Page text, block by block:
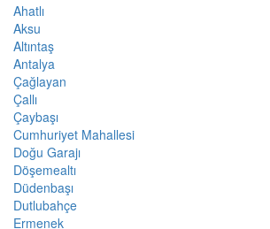
Ahatlı
Aksu
Altıntaş
Antalya
Çağlayan
Çallı
Çaybaşı
Cumhuriyet Mahallesi
Doğu Garajı
Döşemealtı
Düdenbaşı
Dutlubahçe
Ermenek